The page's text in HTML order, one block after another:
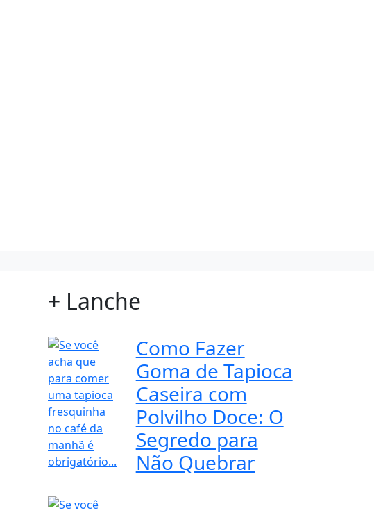
+ Lanche
Como Fazer
Goma de Tapioca
Caseira com
Polvilho Doce: O
Segredo para
Não Quebrar